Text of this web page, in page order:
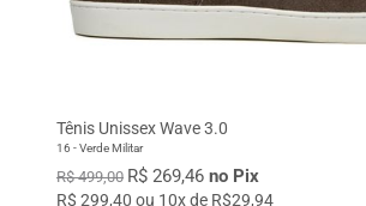
Tênis Unissex Wave 3.0
16 - Verde Militar
R$ 499,00 R$ 269,46 no Pix
R$ 299,40 ou 10x de R$29,94